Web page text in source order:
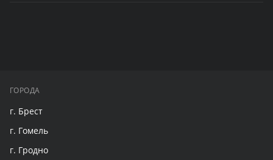
ГОРОДА
г. Брест
г. Гомель
г. Гродно